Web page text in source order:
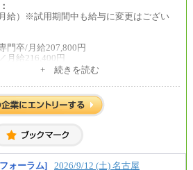
給）※試用期間中も給与に変更はござい
門卒/月給207,800円
月給216,400円
了は大学卒の金額を最低額とし、経験・
月給282,000円
募における、博士課程修了は大学卒(また
金額を最低額とし、経験・能力を考慮の
程に基づき決定いたします。
+ 続きを読む
ォーラム] 2026/9/12 (土) 名古屋